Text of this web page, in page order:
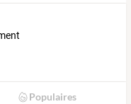
Populaires